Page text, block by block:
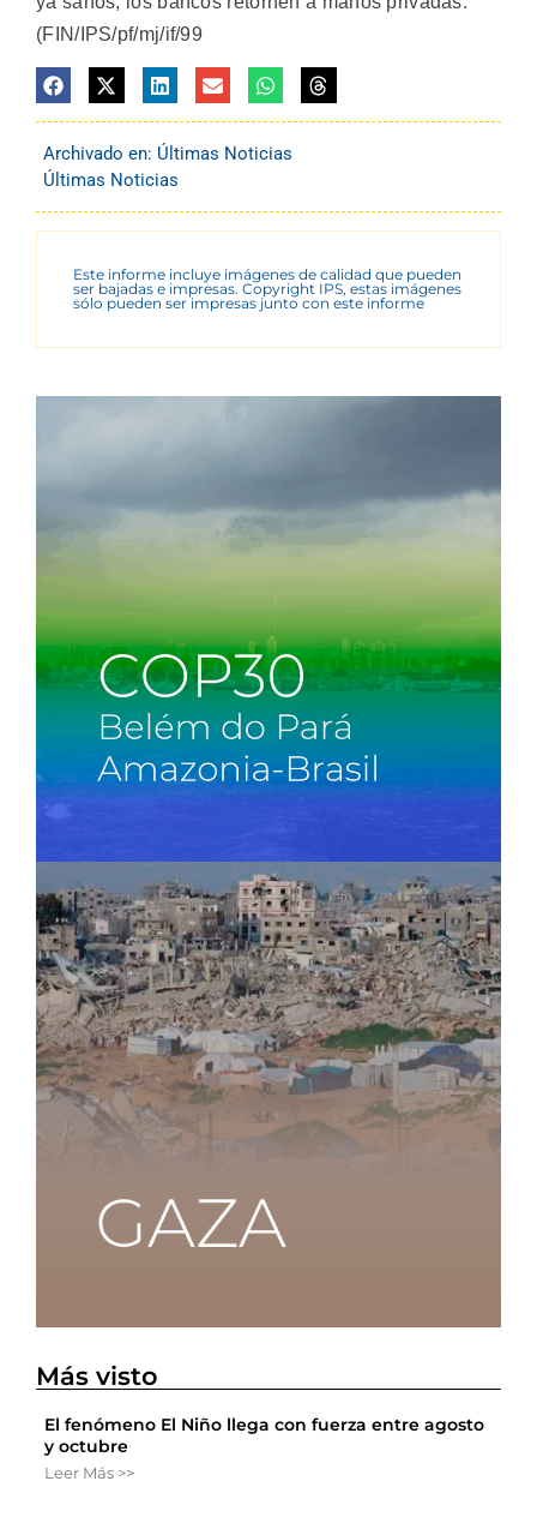
(FIN/IPS/pf/mj/if/99
Archivado en: Últimas Noticias
Últimas Noticias
Este informe incluye imágenes de calidad que pueden
ser bajadas e impresas. Copyright IPS, estas imágenes
sólo pueden ser impresas junto con este informe
Más visto
El fenómeno El Niño llega con fuerza entre agosto
y octubre
Leer Más >>